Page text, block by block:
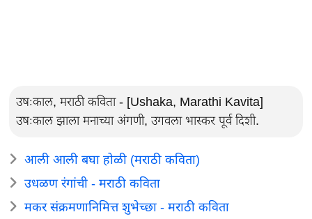
उषःकाल, मराठी कविता - [Ushaka, Marathi Kavita]
उषःकाल झाला मनाच्या अंगणी, उगवला भास्कर पूर्व दिशी.
आली आली बघा होळी (मराठी कविता)
उधळण रंगांची - मराठी कविता
मकर संक्रमणानिमित्त शुभेच्छा - मराठी कविता